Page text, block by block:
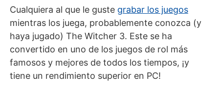
Cualquiera al que le guste grabar los juegos
mientras los juega, probablemente conozca (y
haya jugado) The Witcher 3. Este se ha
convertido en uno de los juegos de rol más
famosos y mejores de todos los tiempos, ¡y
tiene un rendimiento superior en PC!